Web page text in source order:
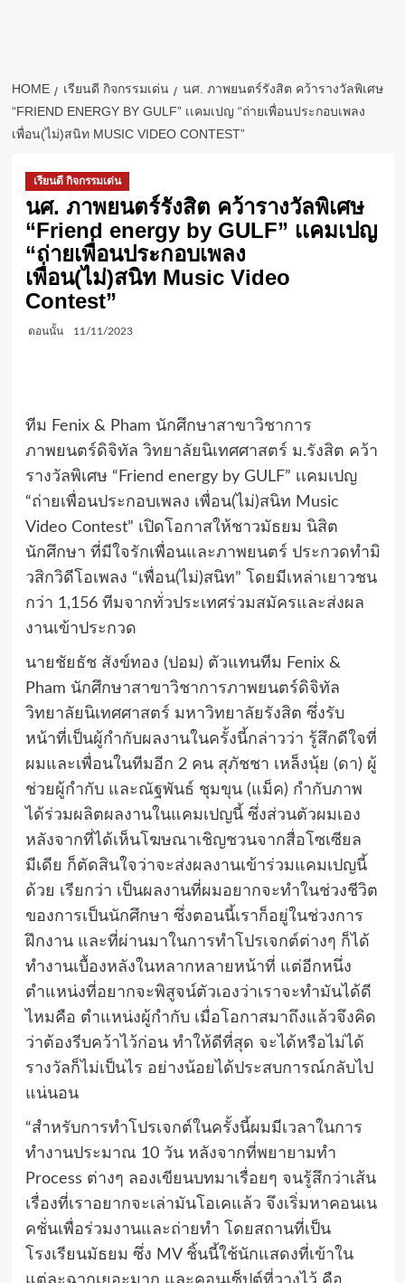
HOME เรียนดี กิจกรรมเด่น
นศ. ภาพยนตร์รังสิต คว้ารางวัลพิเศษ
“FRIEND ENERGY BY GULF” เเคมเปญ “ถ่ายเพื่อนประกอบเพลง
เพื่อน(ไม่)สนิท MUSIC VIDEO CONTEST”
เรียนดี กิจกรรมเด่น
นศ. ภาพยนตร์รังสิต คว้ารางวัลพิเศษ
“Friend energy by GULF” เเคมเปญ
“ถ่ายเพื่อนประกอบเพลง
เพื่อน(ไม่)สนิท Music Video
Contest”
ตอนนั้น 11/11/2023
ทีม Fenix & Pham นักศึกษาสาขาวิชาการ
ภาพยนตร์ดิจิทัล วิทยาลัยนิเทศศาสตร์ ม.รังสิต คว้า
รางวัลพิเศษ “Friend energy by GULF” เเคมเปญ
“ถ่ายเพื่อนประกอบเพลง เพื่อน(ไม่)สนิท Music
Video Contest” เปิดโอกาสให้ชาวมัธยม นิสิต
นักศึกษา ที่มีใจรักเพื่อนและภาพยนตร์ ประกวดทำมิ
วสิกวิดีโอเพลง “เพื่อน(ไม่)สนิท” โดยมีเหล่าเยาวชน
กว่า 1,156 ทีมจากทั่วประเทศร่วมสมัครและส่งผล
งานเข้าประกวด
นายชัยธัช สังข์ทอง (ปอม) ตัวแทนทีม Fenix &
Pham นักศึกษาสาขาวิชาการภาพยนตร์ดิจิทัล
วิทยาลัยนิเทศศาสตร์ มหาวิทยาลัยรังสิต ซึ่งรับ
หน้าที่เป็นผู้กำกับผลงานในครั้งนี้กล่าวว่า รู้สึกดีใจที่
ผมและเพื่อนในทีมอีก 2 คน สุภัชชา เหล็งนุ้ย (ดา) ผู้
ช่วยผู้กำกับ และณัฐพันธ์ ชุมขุน (แม็ค) กำกับภาพ
ได้ร่วมผลิตผลงานในแคมเปญนี้ ซึ่งส่วนตัวผมเอง
หลังจากที่ได้เห็นโฆษณาเชิญชวนจากสื่อโซเซียล
มีเดีย ก็ตัดสินใจว่าจะส่งผลงานเข้าร่วมแคมเปญนี้
ด้วย เรียกว่า เป็นผลงานที่ผมอยากจะทำในช่วงชีวิต
ของการเป็นนักศึกษา ซึ่งตอนนี้เราก็อยู่ในช่วงการ
ฝึกงาน และที่ผ่านมาในการทำโปรเจกต์ต่างๆ ก็ได้
ทำงานเบื้องหลังในหลากหลายหน้าที่ แต่อีกหนึ่ง
ตำแหน่งที่อยากจะพิสูจน์ตัวเองว่าเราจะทำมันได้ดี
ไหมคือ ตำแหน่งผู้กำกับ เมื่อโอกาสมาถึงแล้วจึงคิด
ว่าต้องรีบคว้าไว้ก่อน ทำให้ดีที่สุด จะได้หรือไม่ได้
รางวัลก็ไม่เป็นไร อย่างน้อยได้ประสบการณ์กลับไป
แน่นอน
“สำหรับการทำโปรเจกต์ในครั้งนี้ผมมีเวลาในการ
ทำงานประมาณ 10 วัน หลังจากที่พยายามทำ
Process ต่างๆ ลองเขียนบทมาเรื่อยๆ จนรู้สึกว่าเส้น
เรื่องที่เราอยากจะเล่ามันโอเคแล้ว จึงเริ่มหาคอนเน
คชั่นเพื่อร่วมงานและถ่ายทำ โดยสถานที่เป็น
โรงเรียนมัธยม ซึ่ง MV ชิ้นนี้ใช้นักแสดงที่เข้าใน